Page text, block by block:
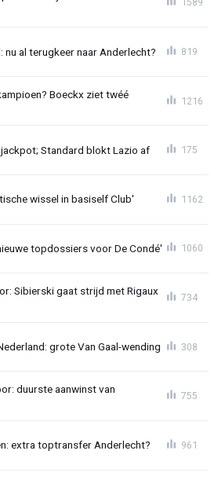
nu al terugkeer naar Anderlecht? 819
Boeckx ziet twéé
1216
Standard blokt Lazio af 175
wissel in basiself Club' 1162
topdossiers voor De Condé' 1060
Sibierski gaat strijd met Rigaux
734
grote Van Gaal-wending 308
duurste aanwinst van
755
extra toptransfer Anderlecht? 961